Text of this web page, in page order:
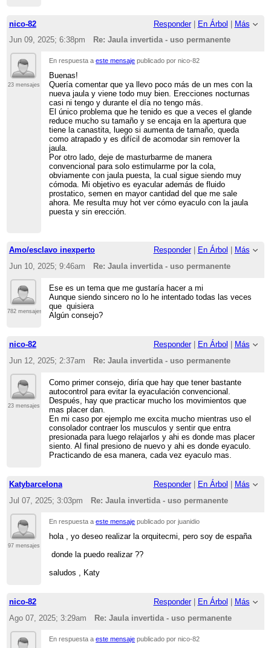
nico-82 Responder| En Árbol | Más
Jun 09, 2025; 6:38pm
Re: Jaula invertida - uso permanente
23 mensajes
En respuesta aeste mensaje publicado por nico-82
Buenas!
Quería comentar que ya llevo poco más de un mes con la
nueva jaula y viene todo muy bien. Erecciones nocturnas
casi ni tengo y durante el día no tengo más.
El único problema que he tenido es que a veces el glande
reduce mucho su tamaño y se encaja en la apertura que
tiene la canastita, luego si aumenta de tamaño, queda
como atrapado y es difícil de acomodar sin remover la
jaula.
Por otro lado, deje de masturbarme de manera
convencional para solo estimularme por la cola,
obviamente con jaula puesta, la cual sigue siendo muy
cómoda. Mi objetivo es eyacular además de fluido
prostatico, semen en mayor cantidad del que me sale
ahora. Me resulta muy hot ver cómo eyaculo con la jaula
puesta y sin erección.
Amo/esclavo inexperto Responder| En Árbol
Más
Jun 10, 2025; 9:46am
Re: Jaula invertida - uso permanente
782 mensajes
Ese es un tema que me gustaría hacer a mi
Aunque siendo sincero no lo he intentado todas las veces
que quisiera
Algún consejo?
nico-82 Responder| En Árbol
Más
Jun 12, 2025; 2:37am
Re: Jaula invertida - uso permanente
23 mensajes
Como primer consejo, diría que hay que tener bastante
autocontrol para evitar la eyaculación convencional.
Después, hay que practicar mucho los movimientos que
mas placer dan.
En mi caso por ejemplo me excita mucho mientras uso el
consolador contraer los musculos y sentir que entra
presionada para luego relajarlos y ahi es donde mas placer
siento. Al final presiono de nuevo y ahi es donde eyaculo.
Practicando de esa manera, cada vez eyaculo mas.
Katybarcelona Responder| En Árbol
Más
Jul 07, 2025; 3:03pm
Re: Jaula invertida - uso permanente
97 mensajes
En respuesta aeste mensaje publicado por juanidio
hola , yo deseo realizar la orquitecmi, pero soy de españa
donde la puedo realizar ??
saludos , Katy
nico-82 Responder| En Árbol
Más
Ago 07, 2025; 3:29am
Re: Jaula invertida - uso permanente
En respuesta aeste mensaje publicado por nico-82